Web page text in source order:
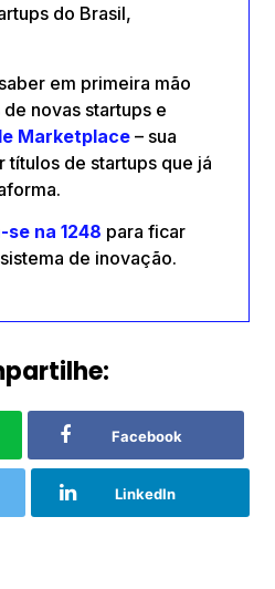
do Brasil,
em primeira mão
novas startups e
Marketplace – sua
títulos de startups que já
na 1248 para ficar
de inovação.
Facebook
LinkedIn